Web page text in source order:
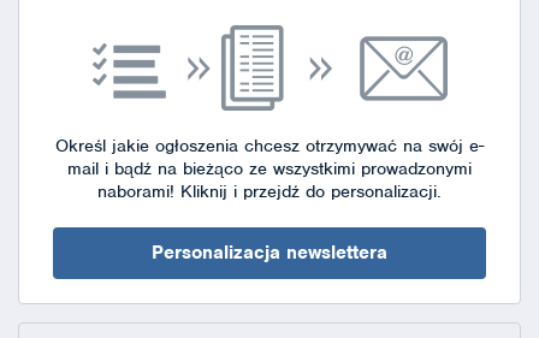
Określ jakie ogłoszenia chcesz otrzymywać na swój e-
mail i bądź na bieżąco ze wszystkimi prowadzonymi
naborami! Kliknij i przejdź do personalizacji.
Personalizacja newslettera